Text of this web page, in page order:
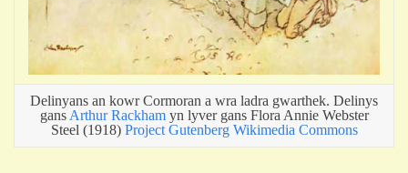
Delinyans an kowr Cormoran a wra ladra gwarthek. Delinys
gans Arthur Rackhamyn lyver gans Flora Annie Webster
Steel (1918) Project Gutenberg Wikimedia Commons